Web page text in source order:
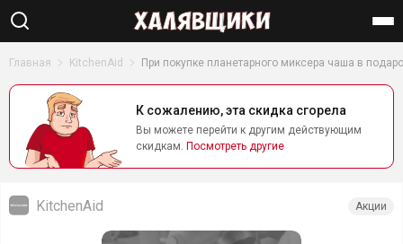
Найти
Главная KitchenAid При покупке планетарного миксера чаша в
К сожалению, эта скидка сгорела
Вы можете перейти к другим действующим
скидкам. Посмотреть другие
KitchenAid Акции